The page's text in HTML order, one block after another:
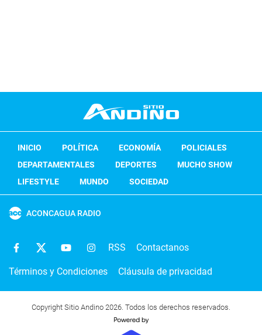
INICIO POLÍTICA ECONOMÍA
POLICIALES
DEPARTAMENTALES
DEPORTES
MUCHO SHOW
LIFESTYLE
MUNDO SOCIEDAD
ACONCAGUA RADIO
RSS Contactanos
Términos y Condiciones Cláusula de privacidad
Copyright Sitio Andino 2026. Todos los derechos reservados.